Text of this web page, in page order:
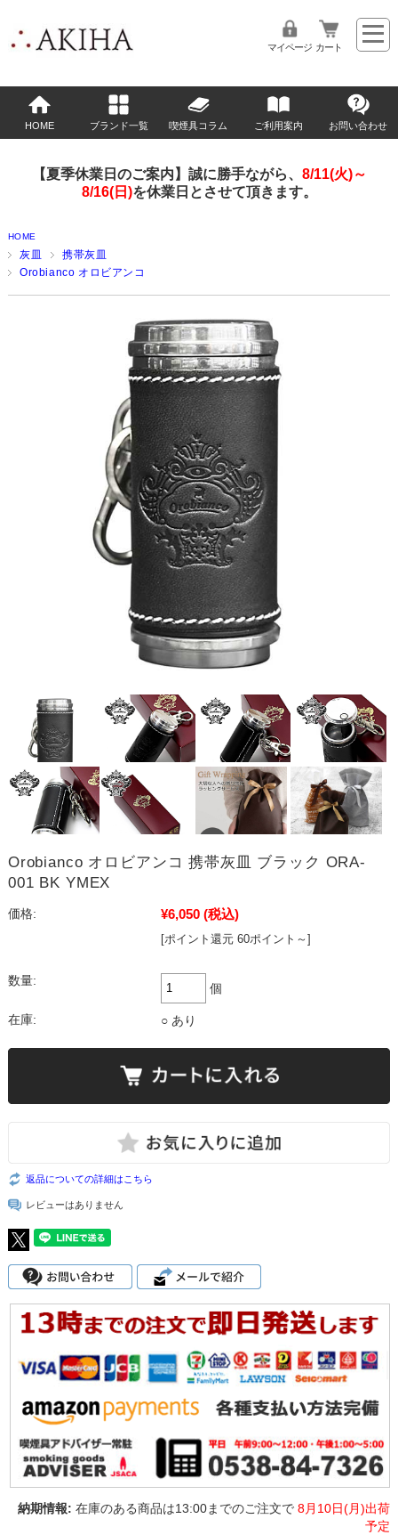
マイページ カート
HOME ブランド一覧 喫煙具コラム ご利用案内 お問い合わせ
【夏季休業日のご案内】誠に勝手ながら、 8/11(火)～
8/16(日)を休業日とさせて頂きます。
HOME
灰皿
携帯灰皿
Orobianco オロビアンコ
Orobianco オロビアンコ 携帯灰皿 ブラック ORA-
001 BK YMEX
価格: ¥6,050 (税込)
[ポイント還元 60ポイント～]
数量:
個
在庫: ○ あり
返品についての詳細はこちら
レビューはありません
在庫のある商品は13:00までのご注文で8月10日(月)出荷
予定